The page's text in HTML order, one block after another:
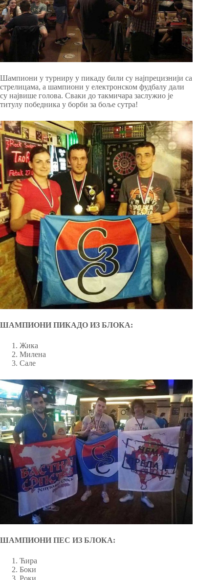
Шампиони у турниру у пикаду били су најпрецизнији са
стрелицама, а шампиони у електронском фудбалу дали
су највише голова. Сваки до такмичара заслужио је
титулу победника у боpби за боље сутра!
ШАМПИОНИ ПИКАДО ИЗ БЛОКА:
Жика
Милена
Сале
ШАМПИОНИ ПЕС ИЗ БЛОКА:
Ћира
Боки
Роки